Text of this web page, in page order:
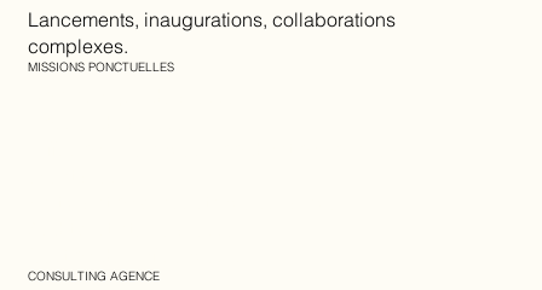
Lancements, inaugurations, collaborations
complexes.
MISSIONS PONCTUELLES
CONSULTING AGENCE